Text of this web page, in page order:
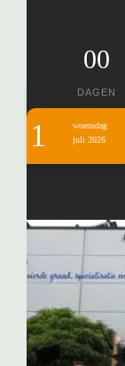
1
woensdag
juli 2026
00
DAGEN